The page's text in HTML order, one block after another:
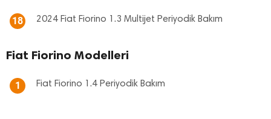
18 2024 Fiat Fiorino 1.3 Multijet Periyodik Bakım
Fiat Fiorino Modelleri
1 Fiat Fiorino 1.4 Periyodik Bakım